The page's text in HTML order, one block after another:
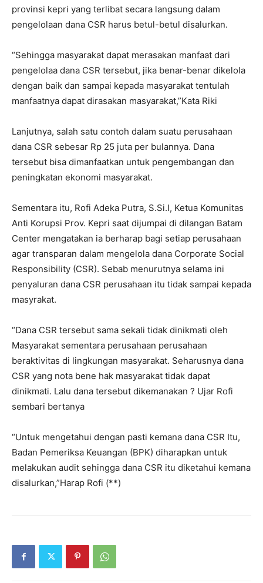
provinsi kepri yang terlibat secara langsung dalam
pengelolaan dana CSR harus betul-betul disalurkan.
“Sehingga masyarakat dapat merasakan manfaat dari
pengelolaa dana CSR tersebut, jika benar-benar dikelola
dengan baik dan sampai kepada masyarakat tentulah
manfaatnya dapat dirasakan masyarakat,”Kata Riki
Lanjutnya, salah satu contoh dalam suatu perusahaan
dana CSR sebesar Rp 25 juta per bulannya. Dana
tersebut bisa dimanfaatkan untuk pengembangan dan
peningkatan ekonomi masyarakat.
Sementara itu, Rofi Adeka Putra, S.Si.I, Ketua Komunitas
Anti Korupsi Prov. Kepri saat dijumpai di dilangan Batam
Center mengatakan ia berharap bagi setiap perusahaan
agar transparan dalam mengelola dana Corporate Social
Responsibility (CSR). Sebab menurutnya selama ini
penyaluran dana CSR perusahaan itu tidak sampai kepada
masyrakat.
“Dana CSR tersebut sama sekali tidak dinikmati oleh
Masyarakat sementara perusahaan perusahaan
beraktivitas di lingkungan masyarakat. Seharusnya dana
CSR yang nota bene hak masyarakat tidak dapat
dinikmati. Lalu dana tersebut dikemanakan ? Ujar Rofi
sembari bertanya
“Untuk mengetahui dengan pasti kemana dana CSR Itu,
Badan Pemeriksa Keuangan (BPK) diharapkan untuk
melakukan audit sehingga dana CSR itu diketahui kemana
disalurkan,”Harap Rofi (**)